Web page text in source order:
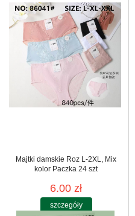
Majtki damskie Roz L-2XL, Mix
kolor Paczka 24 szt
6.00 zł
szczegóły